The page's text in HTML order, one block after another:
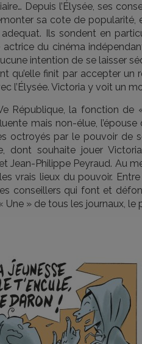
Depuis l’Élysée, ses
sa cote de
Ils sondent en
actrice du cinéma
intention de se laisser
qu’elle finit par accepter un
l’Élysée. Victoria y voit un
République, la fonction de
mais non-élue,
octroyés par le pouvoir de
dont souhaite jouer
Jean-Philippe Peyraud. Au
vrais lieux du pouvoir.
conseillers qui font et
Une » de tous les journaux,